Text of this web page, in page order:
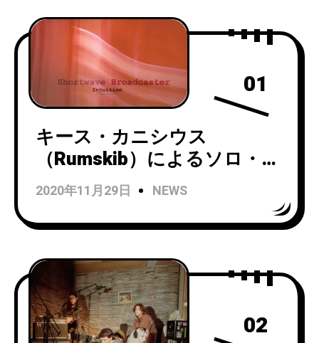
01
キース・カニシウス
（Rumskib）によるソロ・プ
ロジェクトShortwave
Broadcasterが2ndアルバム
「Intuition」をリリース！
2020年11月29日 NEWS
02